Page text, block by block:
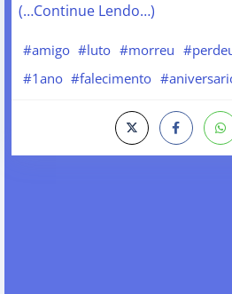
(…Continue Lendo…)
#amigo #luto #morreu
#1ano #falecimento